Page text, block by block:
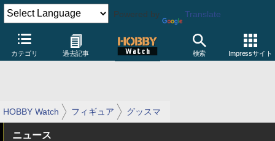
Powered by Translate
カテゴリ 過去記事 検索 Impressサイト
HOBBY Watch フィギュア グッスマ
ニュース